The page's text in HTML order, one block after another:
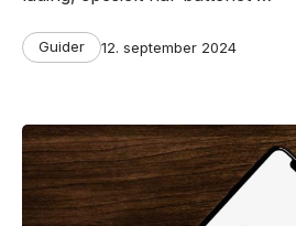
Categories
Guider
Post
12. september 2024